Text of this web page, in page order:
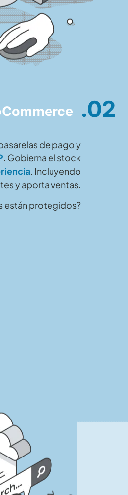
de pago y
. Gobierna el stock
. Incluyendo
y aporta ventas.
están protegidos?
.02